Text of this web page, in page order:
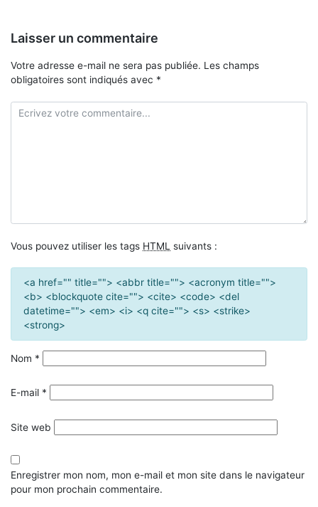
Laisser un commentaire
Votre adresse e-mail ne sera pas publiée. Les champs
obligatoires sont indiqués avec *
Vous pouvez utiliser les tags HTML suivants :
<a href="" title=""> <abbr title=""> <acronym title="">
<b> <blockquote cite=""> <cite> <code> <del
datetime=""> <em> <i> <q cite=""> <s> <strike>
<strong>
Nom *
E-mail *
Site web
Enregistrer mon nom, mon e-mail et mon site dans le navigateur
pour mon prochain commentaire.